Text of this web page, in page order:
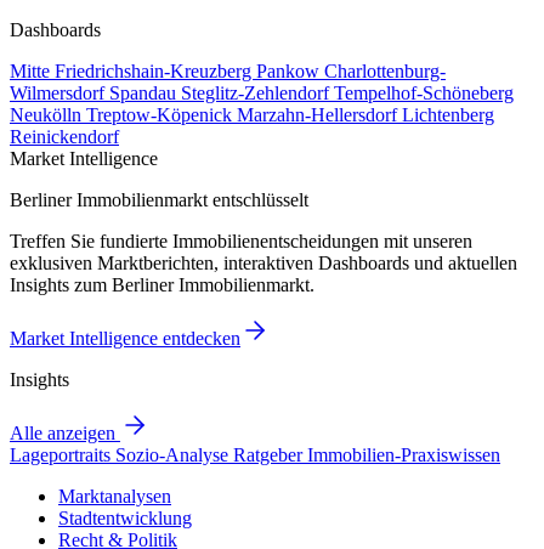
Dashboards
Mitte Friedrichshain-Kreuzberg Pankow Charlottenburg-
Wilmersdorf Spandau Steglitz-ZehlendorfTempelhof-Schöneberg
Neukölln Treptow-Köpenick Marzahn-HellersdorfLichtenberg
Reinickendorf
Market Intelligence
Berliner Immobilienmarkt entschlüsselt
Treffen Sie fundierte Immobilienentscheidungen mit unseren
exklusiven Marktberichten, interaktiven Dashboards und aktuellen
Insights zum Berliner Immobilienmarkt.
Market Intelligence entdecken
Insights
Alle anzeigen
Lageportraits Sozio-Analyse RatgeberImmobilien-Praxiswissen
Marktanalysen
Stadtentwicklung
Recht & Politik